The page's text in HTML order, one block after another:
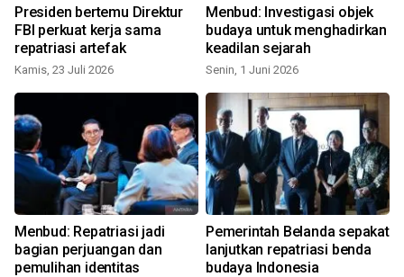
Presiden bertemu Direktur
FBI perkuat kerja sama
repatriasi artefak
Kamis, 23 Juli 2026
Menbud: Investigasi objek
budaya untuk menghadirkan
keadilan sejarah
Senin, 1 Juni 2026
Menbud: Repatriasi jadi
bagian perjuangan dan
pemulihan identitas
Pemerintah Belanda sepakat
lanjutkan repatriasi benda
budaya Indonesia